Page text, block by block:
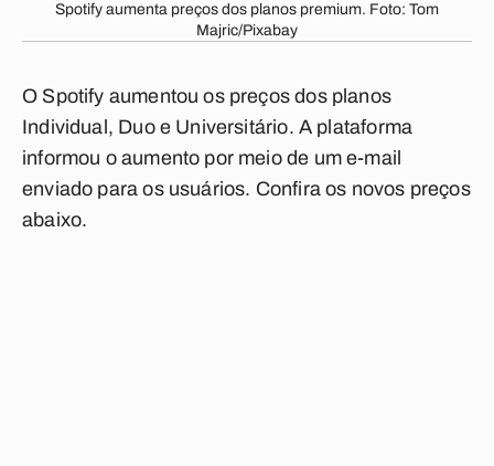
Spotify aumenta preços dos planos premium. Foto: Tom
Majric/Pixabay
O Spotify aumentou os preços dos planos
Individual, Duo e Universitário. A plataforma
informou o aumento por meio de um e-mail
enviado para os usuários. Confira os novos preços
abaixo.